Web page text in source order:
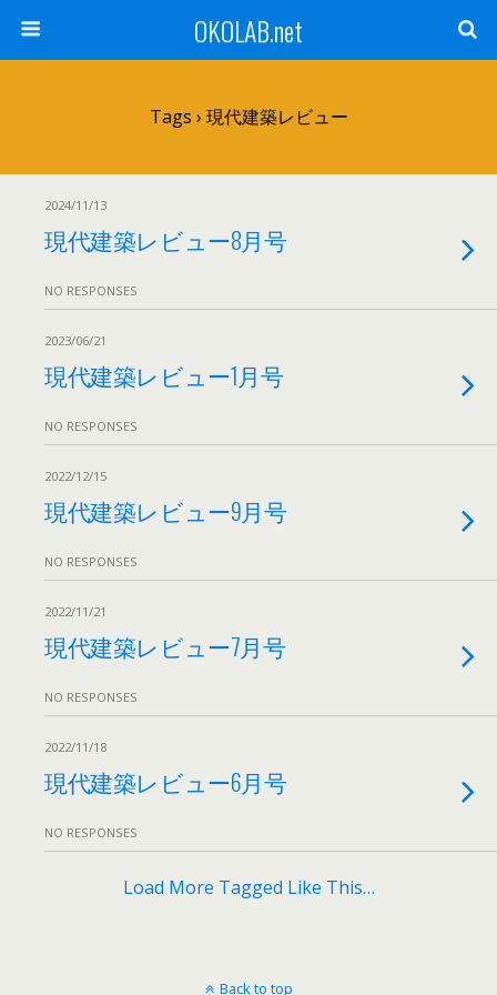
OKOLAB.net
Tags › 現代建築レビュー
2024/11/13
現代建築レビュー8月号
NO RESPONSES
2023/06/21
現代建築レビュー1月号
NO RESPONSES
2022/12/15
現代建築レビュー9月号
NO RESPONSES
2022/11/21
現代建築レビュー7月号
NO RESPONSES
2022/11/18
現代建築レビュー6月号
NO RESPONSES
Load More Tagged Like This…
Back to top